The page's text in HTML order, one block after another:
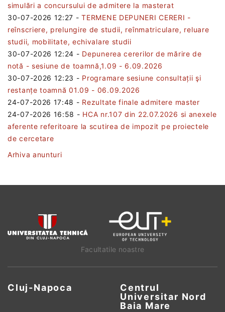
simulări a concursului de admitere la masterat
30-07-2026 12:27 -TERMENE DEPUNERI CERERI -
reînscriere, prelungire de studii, reînmatriculare, reluare
studii, mobilitate, echivalare studii
30-07-2026 12:24 - Depunerea cererilor de mărire de
notă - sesiune de toamnă,1.09 - 6.09.2026
30-07-2026 12:23 - Programare sesiune consultații şi
restanțe toamnă 01.09 - 06.09.2026
24-07-2026 17:48 - Rezultate finale admitere master
24-07-2026 16:58 - HCA nr.107 din 22.07.2026 si anexele
aferente referitoare la scutirea de impozit pe proiectele
de cercetare
Arhiva anunturi
Facultatile noastre
Cluj-Napoca
Centrul
Universitar Nord
Baia Mare